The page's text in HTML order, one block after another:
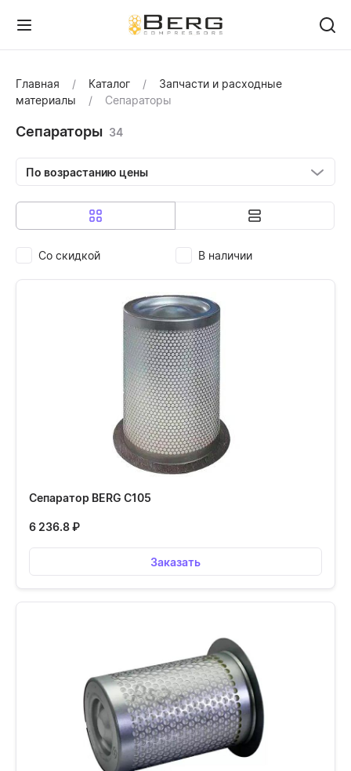
Главная Каталог
Запчасти и расходные
материалы
Сепараторы
Сепараторы 34
По возрастанию цены
Со скидкой В наличии
Сепаратор BERG С105
6 236.8₽
Заказать